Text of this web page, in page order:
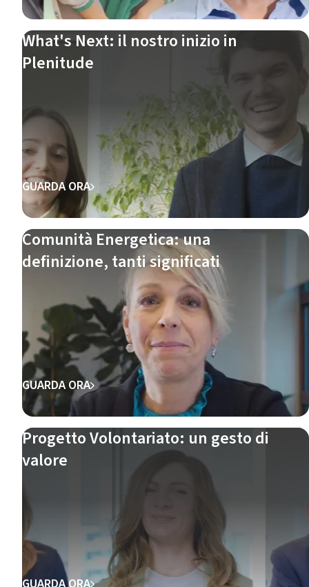
What's Next: il nostro inizio in
Plenitude
GUARDA ORA
Comunità Energetica: una
definizione, tanti significati
GUARDA ORA
Progetto Volontariato: un gesto di
valore